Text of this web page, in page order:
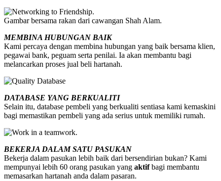
Gambar bersama rakan dari cawangan Shah Alam.
MEMBINA HUBUNGAN BAIK
Kami percaya dengan membina hubungan yang baik bersama klien,
pegawai bank, peguam serta penilai. Ia akan membantu bagi
melancarkan proses jual beli hartanah.
DATABASE YANG BERKUALITI
Selain itu, database pembeli yang berkualiti sentiasa kami kemaskini
bagi memastikan pembeli yang ada serius untuk memiliki rumah.
BEKERJA DALAM SATU PASUKAN
Bekerja dalam pasukan lebih baik dari bersendirian bukan? Kami
mempunyai lebih 60 orang pasukan yang aktifbagi membantu
memasarkan hartanah anda dalam pasaran.